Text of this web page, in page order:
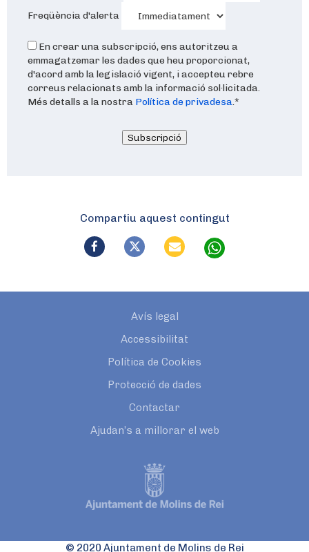
Freqüència d'alerta
En crear una subscripció, ens autoritzeu a
emmagatzemar les dades que heu proporcionat,
d'acord amb la legislació vigent, i accepteu rebre
correus relacionats amb la informació sol·licitada.
Més detalls a la nostra Política de privadesa.*
Subscripció
Compartiu aquest contingut
Avís legal
Accessibilitat
Política de Cookies
Protecció de dades
Contactar
Ajudan’s a millorar el web
© 2020 Ajuntament de Molins de Rei